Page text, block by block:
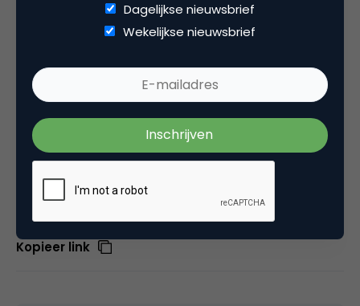
Deel dit artikel
Kopieer link
Dagelijkse nieuwsbrief
Wekelijkse nieuwsbrief